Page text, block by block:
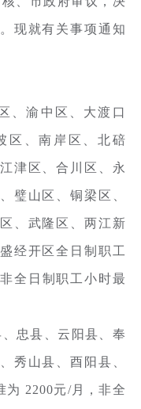
现就有关事项通知
、渝中区、大渡口
区、南岸区、北碚
津区、合川区、永
璧山区、铜梁区、
、武隆区、两江新
经开区全日制职工
全日制职工小时最
忠县、云阳县、奉
秀山县、酉阳县、
为 2200元/月，非全